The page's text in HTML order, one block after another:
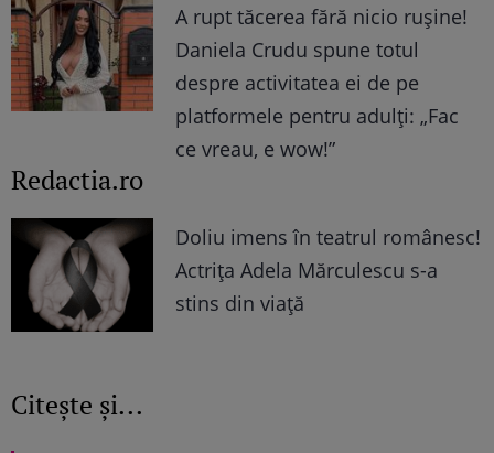
A rupt tăcerea fără nicio rușine!
Daniela Crudu spune totul
despre activitatea ei de pe
platformele pentru adulți: „Fac
ce vreau, e wow!”
Redactia.ro
Doliu imens în teatrul românesc!
Actrița Adela Mărculescu s-a
stins din viață
Citește și...